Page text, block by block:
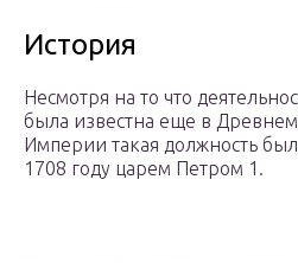
История
Несмотря на то что
была известна еще в
Империи такая должность
1708 году царем Петром 1.